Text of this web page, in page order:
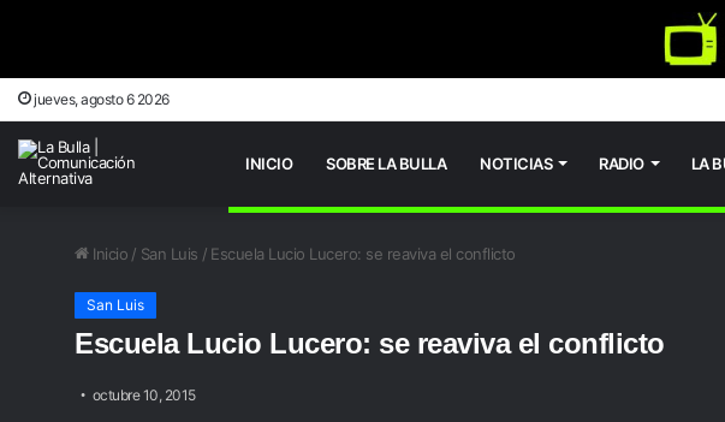
jueves, agosto 6 2026
INICIO SOBRE LA BULLA NOTICIAS RADIO LA
Inicio / San Luis / Escuela Lucio Lucero: se reaviva el conflicto
San Luis
Escuela Lucio Lucero: se reaviva el conflicto
octubre 10, 2015